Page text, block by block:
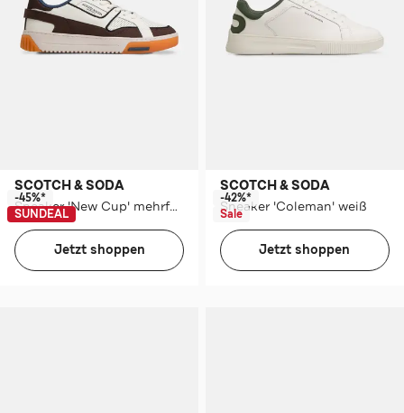
SCOTCH & SODA
Sneaker 'New Cup' mehrfarbig
-45%*
SUNDEAL
Jetzt shoppen
SCOTCH & SODA
Sneaker 'Coleman' weiß
-42%*
Sale
Jetzt shoppen